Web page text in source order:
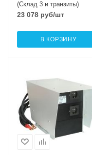
(Склад 3 и транзиты)
23 078 руб/шт
В КОРЗИНУ